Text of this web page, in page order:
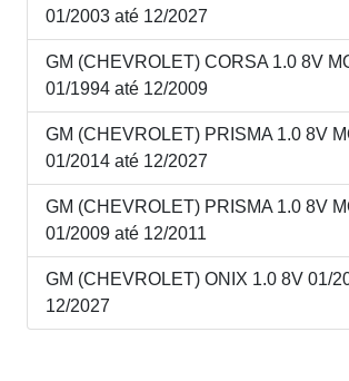
01/2003 até 12/2027
GM (CHEVROLET) CORSA 1.0 8V
01/1994 até 12/2009
GM (CHEVROLET) PRISMA 1.0 8V
01/2014 até 12/2027
GM (CHEVROLET) PRISMA 1.0 8V
01/2009 até 12/2011
GM (CHEVROLET) ONIX 1.0 8V 01/
12/2027